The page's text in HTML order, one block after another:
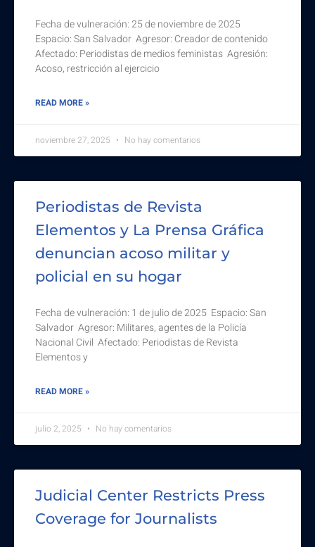
Fecha de vulneración: 25 de noviembre de 2025
Espacio: San Salvador Agresor: Creador de contenido
Afectado: Periodistas de medios feministas Agresión:
Acoso, restricción al ejercicio
READ MORE »
noviembre 27, 2025 No hay comentarios
Periodistas de Revista
Elementos y La Prensa Gráfica
denuncian acoso militar y
policial en su hogar
Fecha de vulneración: 1 de julio de 2025 Espacio: San
Salvador Agresor: Militares, agentes de la Policía
Nacional Civil Afectado: Periodistas de Revista
Elementos y
READ MORE »
julio 2, 2025 No hay comentarios
Judicial Center Restricts Press
Coverage for Journalists